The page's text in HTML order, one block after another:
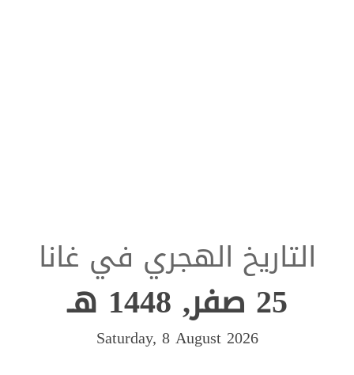
التاريخ الهجري في غانا
25 صفر, 1448 هـ
Saturday, 8 August 2026